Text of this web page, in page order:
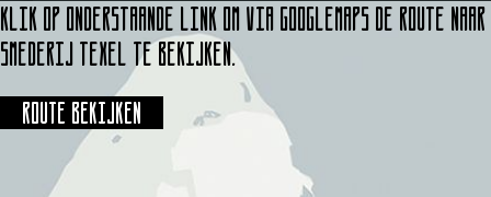
Klik op onderstaande link om via Googlemaps de route naar
Smederij Texel te bekijken.
Route bekijken